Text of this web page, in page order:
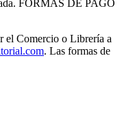
FORMAS DE PAGO
el Comercio o Librería a
. Las formas de